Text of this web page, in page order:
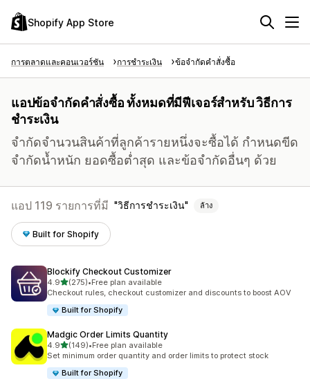
Shopify App Store
การตลาดและคอนเวอร์ชัน การชำระเงิน ข้อจำกัดคำสั่งซื้อ
แอปข้อจำกัดคำสั่งซื้อ ทั้งหมดที่มีฟีเจอร์สำหรับ วิธีการ
ชำระเงิน
จำกัดจำนวนสินค้าที่ลูกค้ารายหนึ่งจะซื้อได้ กำหนดขีด
จำกัดน้ำหนัก ยอดซื้อต่ำสุด และข้อจำกัดอื่นๆ ด้วย
แอป 119 รายการที่มี วิธีการชำระเงิน ล้าง
Built for Shopify
Blockify Checkout Customizer
4.9เต็ม 5 ดาว
(275)
ทั้งหมด 275 รีวิว
•Free plan available
Checkout rules, checkout customizer and discounts to boost AOV
Built for Shopify
Madgic Order Limits Quantity
4.9เต็ม 5 ดาว
(149)
ทั้งหมด 149 รีวิว
•Free plan available
Set minimum order quantity and order limits to protect stock
Built for Shopify